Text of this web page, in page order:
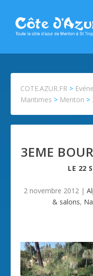
COTE.AZUR.FR >
Maritimes > Menton >
3EME
LE 22
2 novembre 2012 |
& salons,